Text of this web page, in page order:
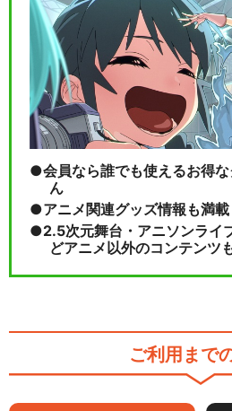
会員なら誰でも使えるお得
ん
アニメ関連グッズ情報も満載
2.5次元舞台・アニソンライ
どアニメ以外のコンテンツ
ご利用まで